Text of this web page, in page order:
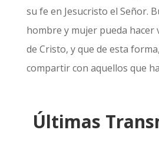
su fe en Jesucristo el Señor.
hombre y mujer pueda hacer
de Cristo, y que de esta
compartir con aquellos que
Últimas